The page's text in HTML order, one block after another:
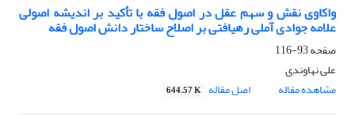
واکاوی نقش و سهم عقل در اصول فقه با تأکید بر اندیشه اصولی
علامه جوادی آملی رهیافتی بر اصلاح ساختار دانش اصول فقه
صفحه93-116
علی نهاوندی
مشاهده مقاله
اصل مقاله 644.57 K